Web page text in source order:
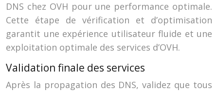
DNS chez OVH pour une performance optimale.
Cette étape de vérification et d’optimisation
garantit une expérience utilisateur fluide et une
exploitation optimale des services d’OVH.
Validation finale des services
Après la propagation des DNS, validez que tous